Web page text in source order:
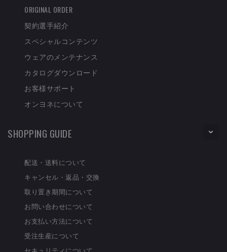
ORIGINAL ORDER
契約選手紹介
スペシャルコンテンツ
ウェアのメンテナンス
カタログダウンロード
お客様サポート
オンヨネについて
SHOPPING GUIDE
配送・送料について
キャンセル・返品・交換
取り置き期間について
お問い合わせについて
お支払い方法について
受注生産について
セキュリティについて